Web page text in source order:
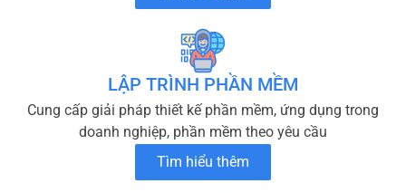
LẬP TRÌNH PHẦN MỀM
Cung cấp giải pháp thiết kế phần mềm, ứng dụng trong
doanh nghiệp, phần mềm theo yêu cầu
Tìm hiểu thêm